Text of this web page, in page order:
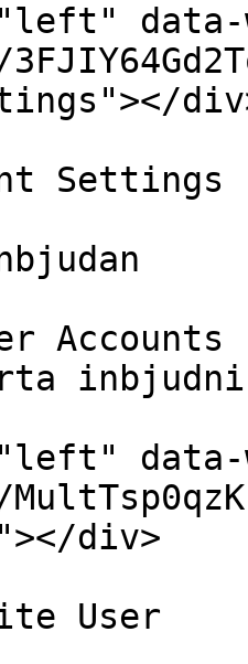
data-
Settings
data-
div>
User